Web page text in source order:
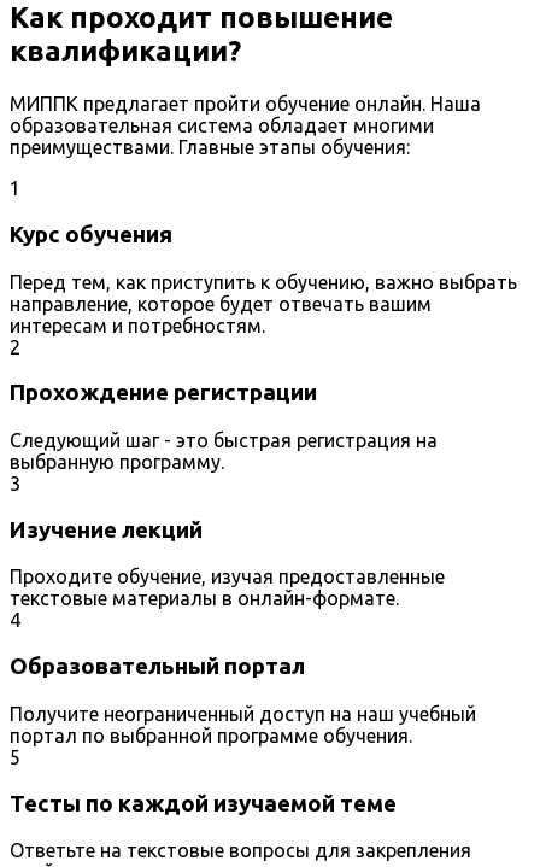
Как проходит повышение
квалификации?
МИППК предлагает пройти обучение онлайн. Наша
образовательная система обладает многими
преимуществами. Главные этапы обучения:
1
Курс обучения
Перед тем, как приступить к обучению, важно выбрать
направление, которое будет отвечать вашим
интересам и потребностям.
2
Прохождение регистрации
Следующий шаг - это быстрая регистрация на
выбранную программу.
3
Изучение лекций
Проходите обучение, изучая предоставленные
текстовые материалы в онлайн-формате.
4
Образовательный портал
Получите неограниченный доступ на наш учебный
портал по выбранной программе обучения.
5
Тесты по каждой изучаемой теме
Ответьте на текстовые вопросы для закрепления